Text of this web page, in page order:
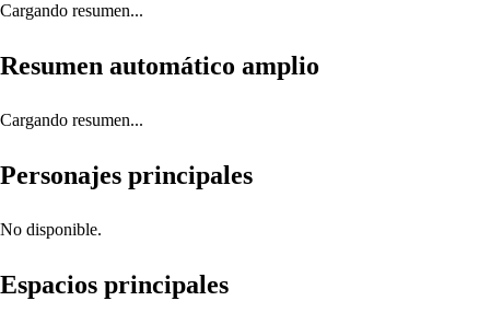
Cargando resumen...
Resumen automático amplio
Cargando resumen...
Personajes principales
No disponible.
Espacios principales